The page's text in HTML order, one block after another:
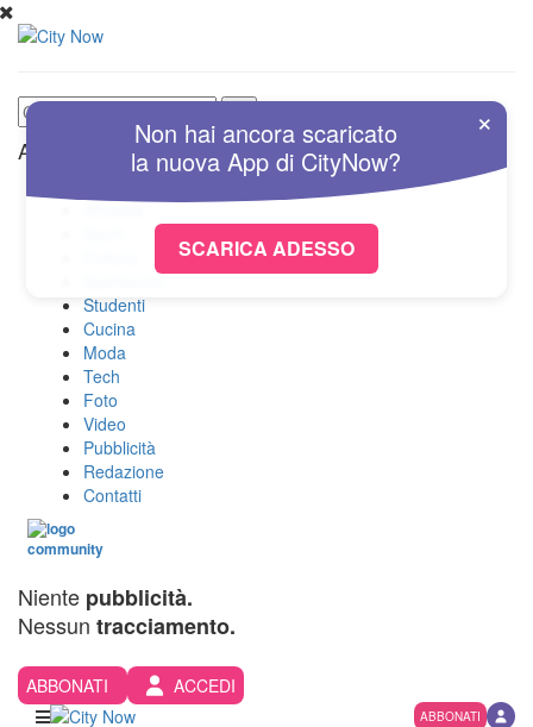
Altre Sezioni
Attualità
Spettacolo
Studenti
Cucina
Moda
Tech
Foto
Video
Pubblicità
Redazione
Contatti
Niente pubblicità.
Nessun tracciamento.
ABBONATI ACCEDI
ABBONATI
×
Non hai ancora scaricato
la nuovaApp di CityNow?
SCARICA ADESSO